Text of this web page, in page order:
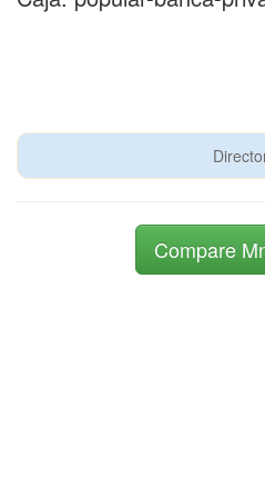
Compare